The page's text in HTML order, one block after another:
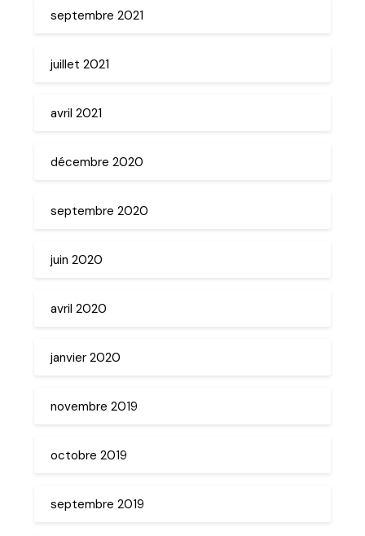
septembre 2021
juillet 2021
avril 2021
décembre 2020
septembre 2020
juin 2020
avril 2020
janvier 2020
novembre 2019
octobre 2019
septembre 2019